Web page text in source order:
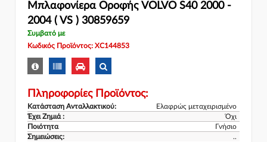
Μπλαφονίερα Οροφής VOLVO S40 2000 -
2004 ( VS ) 30859659
Συμβατό με
Κωδικός Προϊόντος: XC144853
Πληροφορίες Προϊόντος:
Κατάσταση Ανταλλακτικού:
Ελαφρώς μεταχειρισμένο
Έχει Ζημιά :
Όχι
Ποιότητα
Γνήσιο
Σημειώσεις:
..